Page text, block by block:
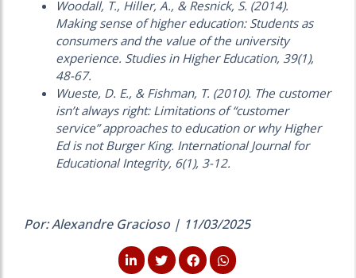
Woodall, T., Hiller, A., & Resnick, S. (2014).
Making sense of higher education: Students as
consumers and the value of the university
experience. Studies in Higher Education, 39(1),
48-67.
Wueste, D. E., & Fishman, T. (2010). The customer
isn’t always right: Limitations of “customer
service” approaches to education or why Higher
Ed is not Burger King. International Journal for
Educational Integrity, 6(1), 3-12.
Por: Alexandre Gracioso | 11/03/2025